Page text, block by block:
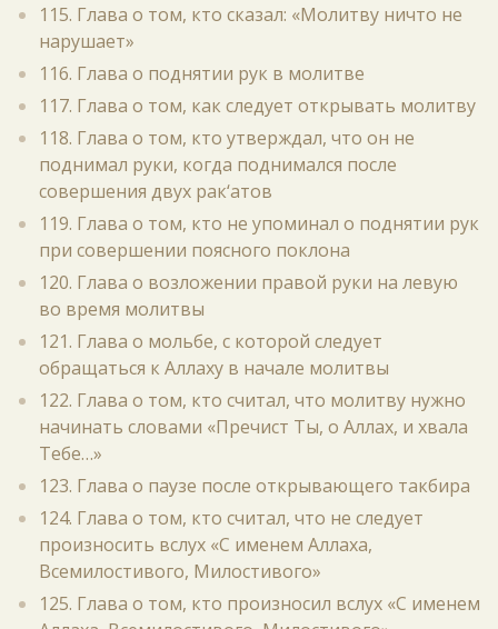
115. Глава о том, кто сказал: «Молитву ничто не
нарушает»
116. Глава о поднятии рук в молитве
117. Глава о том, как следует открывать молитву
118. Глава о том, кто утверждал, что он не
поднимал руки, когда поднимался после
совершения двух рак‘атов
119. Глава о том, кто не упоминал о поднятии рук
при совершении поясного поклона
120. Глава о возложении правой руки на левую
во время молитвы
121. Глава о мольбе, с которой следует
обращаться к Аллаху в начале молитвы
122. Глава о том, кто считал, что молитву нужно
начинать словами «Пречист Ты, о Аллах, и хвала
Тебе…»
123. Глава о паузе после открывающего такбира
124. Глава о том, кто считал, что не следует
произносить вслух «С именем Аллаха,
Всемилостивого, Милостивого»
125. Глава о том, кто произносил вслух «С именем